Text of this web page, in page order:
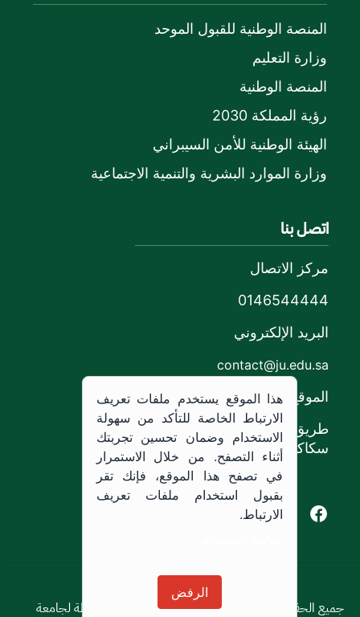
المنصة الوطنية للقبول الموحد
وزارة التعليم
المنصة الوطنية
رؤية المملكة 2030
الهيئة الوطنية للأمن السيبراني
وزارة الموارد البشرية والتنمية الاجتماعية
اتصل بنا
مركز الاتصال
0146544444
البريد الإلكتروني
contact@ju.edu.sa
الموقع
طريق الملك خالد،
سكاكا, المملكة العربية السعودية.
Facebook of Jouf University
X of Jouf University
سياسة الاستخدام
جميع الحقوق محفوظة © 2026 جميع الحقوق محفوظة لجامعة
هذا الموقع يستخدم ملفات تعريف
الارتباط الخاصة للتأكد من سهولة
الاستخدام وضمان تحسين تجربتك
أثناء التصفح. من خلال الاستمرار
في تصفح هذا الموقع، فإنك تقر
بقبول استخدام ملفات تعريف
الارتباط.
الرفض